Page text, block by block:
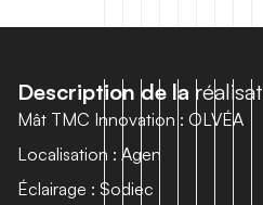
Description de la réalisat
Mât TMC Innovation : OLVÉA
Localisation : Agen
Éclairage : Sodiec